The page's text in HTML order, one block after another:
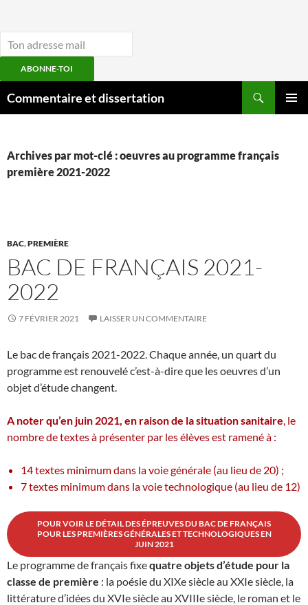
ABONNE-TOI
auCommentaire et dissertation
Archives par mot-clé : oeuvres au programme français
première 2021-2022
BAC,PREMIÈRE
BAC DE FRANÇAIS 2021-
2022
7 FÉVRIER 2021 LAISSER UN COMMENTAIRE
Le bac de français 2021-2022. Chaque année, un quart du
programme est renouvelé c’est-à-dire que les oeuvres d’un
objet d’étude changent.
A noter qu’en juin 2021, en raison de la situation sanitaire, le
nombre de textes à présenter par les élèves est ramené à :
14 textes minimum dans la voie générale (au lieu de 20) ;
7 textes minimum dans la voie technologique (au lieu de 12)
POUR VOIR LE DÉTAIL DES ÉPREUVES DU BAC DE FRANÇAIS
POUR LES PREMIÈRES GÉNÉRALES ET TECHNOLOGIQUES EN
JUIN 2021
Le programme de français fixequatre objets d’étude pour la
classe de première : la poésie du XIXe siècle au XXIe siècle, la
littérature d’idées du XVIe siècle au XVIIIe siècle, le roman et le